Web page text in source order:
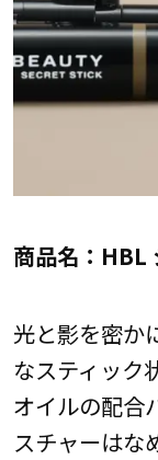
商品名：HBL
光と影を密か
なスティック
オイルの配合
スチャーはな